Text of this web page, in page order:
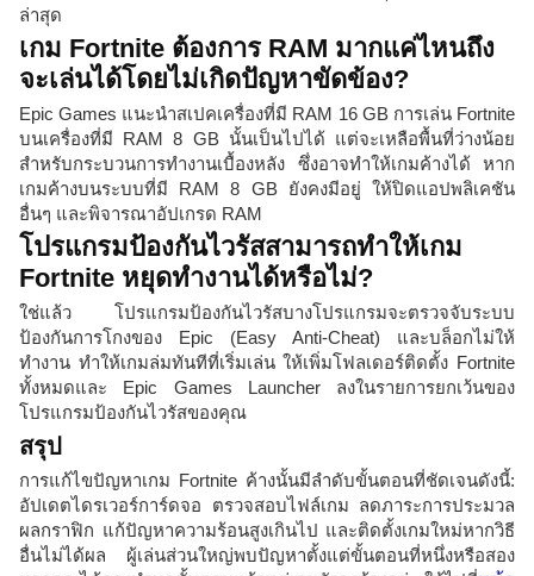
ล่าสุด
เกม Fortnite ต้องการ RAM มากแค่ไหนถึง
จะเล่นได้โดยไม่เกิดปัญหาขัดข้อง?
Epic Games แนะนำสเปคเครื่องที่มี RAM 16 GB การเล่น Fortnite
บนเครื่องที่มี RAM 8 GB นั้นเป็นไปได้ แต่จะเหลือพื้นที่ว่างน้อย
สำหรับกระบวนการทำงานเบื้องหลัง ซึ่งอาจทำให้เกมค้างได้ หาก
เกมค้างบนระบบที่มี RAM 8 GB ยังคงมีอยู่ ให้ปิดแอปพลิเคชัน
อื่นๆ และพิจารณาอัปเกรด RAM
โปรแกรมป้องกันไวรัสสามารถทำให้เกม
Fortnite หยุดทำงานได้หรือไม่?
ใช่แล้ว โปรแกรมป้องกันไวรัสบางโปรแกรมจะตรวจจับระบบ
ป้องกันการโกงของ Epic (Easy Anti-Cheat) และบล็อกไม่ให้
ทำงาน ทำให้เกมล่มทันทีที่เริ่มเล่น ให้เพิ่มโฟลเดอร์ติดตั้ง Fortnite
ทั้งหมดและ Epic Games Launcher ลงในรายการยกเว้นของ
โปรแกรมป้องกันไวรัสของคุณ
สรุป
การแก้ไขปัญหาเกม Fortnite ค้างนั้นมีลำดับขั้นตอนที่ชัดเจนดังนี้:
อัปเดตไดรเวอร์การ์ดจอ ตรวจสอบไฟล์เกม ลดภาระการประมวล
ผลกราฟิก แก้ปัญหาความร้อนสูงเกินไป และติดตั้งเกมใหม่หากวิธี
อื่นไม่ได้ผล ผู้เล่นส่วนใหญ่พบปัญหาตั้งแต่ขั้นตอนที่หนึ่งหรือสอง